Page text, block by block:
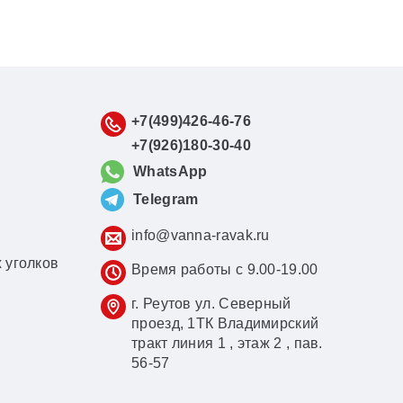
+7(499)426-46-76
+7(926)180-30-40
WhatsApp
Telegram
info@vanna-ravak.ru
Время работы с 9.00-19.00
г. Реутов ул. Северный
проезд, 1ТК Владимирский
тракт линия 1 , этаж 2 , пав.
56-57